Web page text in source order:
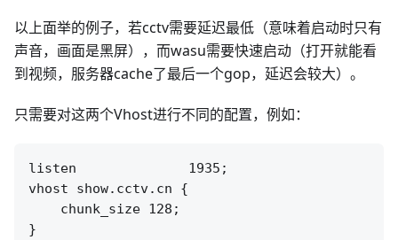
以上面举的例子，若cctv需要延迟最低（意味着启动时只有
声音，画面是黑屏），而wasu需要快速启动（打开就能看
到视频，服务器cache了最后一个gop，延迟会较大）。
只需要对这两个Vhost进行不同的配置，例如：
listen              1935;
vhost show.cctv.cn {
    chunk_size 128;
}